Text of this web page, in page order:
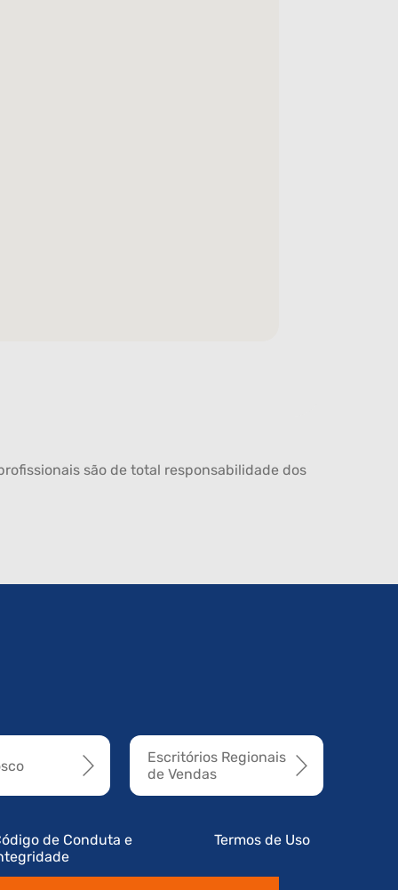
são de total responsabilidade dos
Escritórios Regionais
de Vendas
Termos de Uso
de Conduta e